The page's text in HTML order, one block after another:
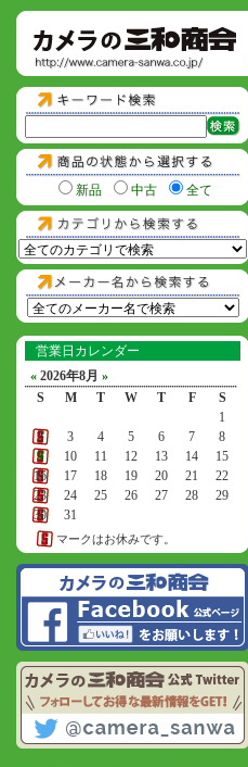
新品 中古 全て
営業日カレンダー
« 2026年8月 »
S
M T W T F
S
1
2
3 4 5 6 7
8
9
10 11 12 13 14
15
16
17 18 19 20 21
22
23
24 25 26 27 28
29
30
31
マークはお休みです。